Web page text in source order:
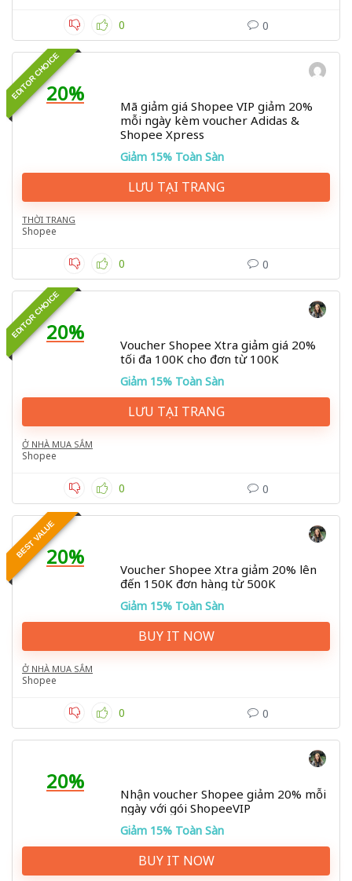
0 0
EDITOR CHOICE20%
Mã giảm giá Shopee VIP giảm 20%
mỗi ngày kèm voucher Adidas &
Shopee Xpress
Giảm 15% Toàn Sàn
LƯU TẠI TRANG
THỜI TRANG
Shopee
0 0
EDITOR CHOICE20%
Voucher Shopee Xtra giảm giá 20%
tối đa 100K cho đơn từ 100K
Giảm 15% Toàn Sàn
LƯU TẠI TRANG
Ở NHÀ MUA SẮM
Shopee
0 0
BEST VALUE20%
Voucher Shopee Xtra giảm 20% lên
đến 150K đơn hàng từ 500K
Giảm 15% Toàn Sàn
BUY IT NOW
Ở NHÀ MUA SẮM
Shopee
0 0
20%
Nhận voucher Shopee giảm 20% mỗi
ngày với gói ShopeeVIP
Giảm 15% Toàn Sàn
BUY IT NOW